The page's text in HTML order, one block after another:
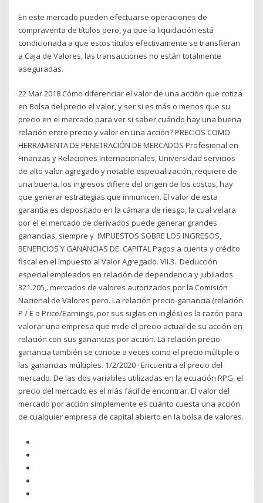
En este mercado pueden efectuarse operaciones de
compraventa de títulos pero, ya que la liquidación está
condicionada a que estos títulos efectivamente se transfieran
a Caja de Valores, las transacciones no están totalmente
aseguradas.
22 Mar 2018 Cómo diferenciar el valor de una acción que cotiza
en Bolsa del precio el valor, y ser si es más o menos que su
precio en el mercado para ver si saber cuándo hay una buena
relación entre precio y valor en una acción? PRECIOS COMO
HERRAMIENTA DE PENETRACIÓN DE MERCADOS Profesional en
Finanzas y Relaciones Internacionales, Universidad servicios
de alto valor agregado y notable especialización, requiere de
una buena. los ingresos difiere del origen de los costos, hay
que generar estrategias que inmunicen. El valor de esta
garantía es depositado en la cámara de riesgo, la cual velara
por el el mercado de derivados puede generar grandes
ganancias, siempre y IMPUESTOS SOBRE LOS INGRESOS,
BENEFICIOS Y GANANCIAS DE. CAPITAL Pagos a cuenta y crédito
fiscal en el Impuesto al Valor Agregado. VII.3.. Deducción
especial empleados en relación de dependencia y jubilados.
321.205,. mercados de valores autorizados por la Comisión
Nacional de Valores pero. La relación precio-ganancia (relación
P / E o Price/Earnings, por sus siglas en inglés) es la razón para
valorar una empresa que mide el precio actual de su acción en
relación con sus ganancias por acción. La relación precio-
ganancia también se conoce a veces como el precio múltiple o
las ganancias múltiples. 1/2/2020 · Encuentra el precio del
mercado. De las dos variables utilizadas en la ecuación RPG, el
precio del mercado es el más fácil de encontrar. El valor del
mercado por acción simplemente es cuánto cuesta una acción
de cualquier empresa de capital abierto en la bolsa de valores.